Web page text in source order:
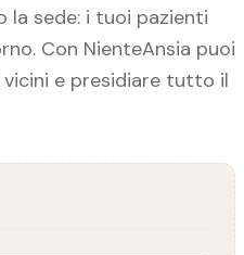
la sede: i tuoi pazienti
Con NienteAnsia puoi
e presidiare tutto il